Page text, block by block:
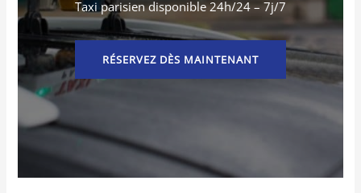
Taxi parisien disponible 24h/24 – 7j/7
RÉSERVEZ DÈS MAINTENANT